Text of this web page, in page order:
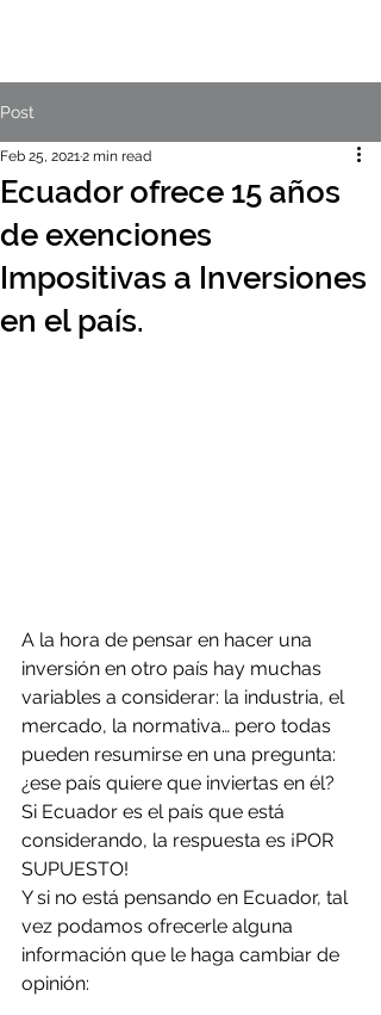
Post
Ecuador ofrece 15 años
de exenciones
Impositivas a Inversiones
en el país.
Feb 25, 20212 min read
A la hora de pensar en hacer una
inversión en otro país hay muchas
variables a considerar: la industria, el
mercado, la normativa… pero todas
pueden resumirse en una pregunta:
¿ese país quiere que inviertas en él?
Si Ecuador es el país que está
considerando, la respuesta es ¡POR
SUPUESTO!
Y si no está pensando en Ecuador, tal
vez podamos ofrecerle alguna
información que le haga cambiar de
opinión: